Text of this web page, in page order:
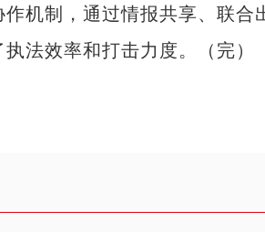
机制，通过情报共享、联合
法效率和打击力度。（完）